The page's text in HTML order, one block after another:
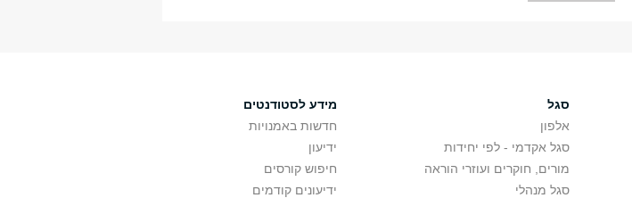
סגל
אלפון
סגל אקדמי - לפי יחידות
מורים, חוקרים ועוזרי הוראה
סגל מנהלי
מידע לסטודנטים
חדשות באמנויות
ידיעון
חיפוש קורסים
ידיעונים קודמים